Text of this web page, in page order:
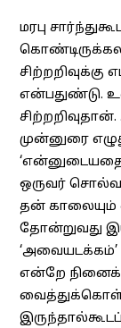
மரபு
சிற்றறிவுக்கு
என்பதுண்டு.
முன்னுரை
ஒருவர்
தன் காலையும்
தோன்றுவது
‘அவையடக்கம்’
என்றே